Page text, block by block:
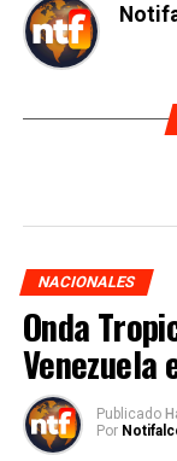
NACIONALES
Onda
Venezuela
Publicado
Por